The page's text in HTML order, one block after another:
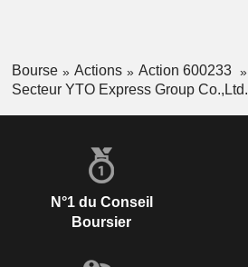
Bourse Actions
Action 600233
Secteur YTO Express Group Co.,Ltd.
N°1 du Conseil
Boursier